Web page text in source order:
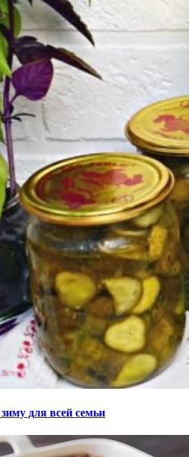
для всей семьи